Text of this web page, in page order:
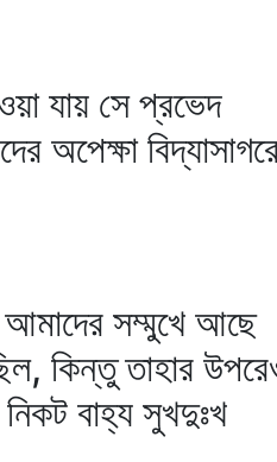
যায় সে প্রভেদ
অপেক্ষা
আমাদের সম্মুখে আছে
কিন্তু তাহার
বাহ্য সুখদুঃখ